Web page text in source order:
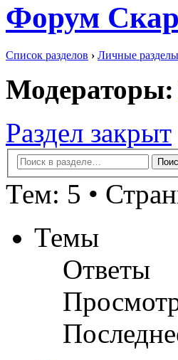
Форум
Список разделов › Личные разделы
Модераторы:
Раздел закрыт
Тем: 5 •
Темы
Ответы